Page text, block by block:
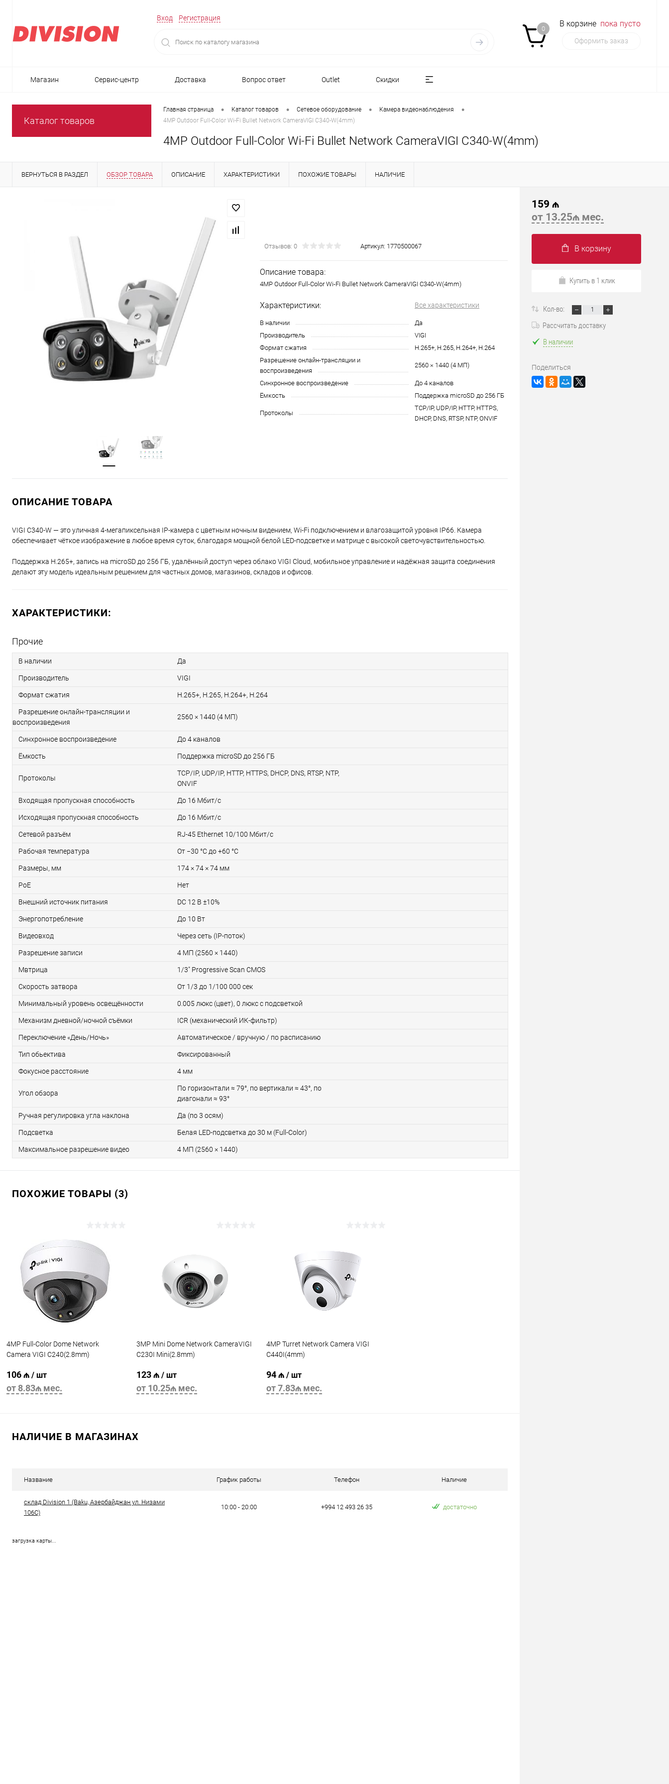
Вход Регистрация
0
В корзине пока пусто
Оформить заказ
Магазин Сервис-центр Доставка Вопрос ответ Outlet Скидки
Каталог товаров
Главная страница • Каталог товаров • Сетевое оборудование • Камера видеонаблюдения •
4MP Outdoor Full-Color Wi-Fi Bullet Network CameraVIGI C340-W(4mm)
4MP Outdoor Full-Color Wi-Fi Bullet Network CameraVIGI C340-W(4mm)
ВЕРНУТЬСЯ В РАЗДЕЛ ОБЗОР ТОВАРА ОПИСАНИЕ ХАРАКТЕРИСТИКИ ПОХОЖИЕ ТОВАРЫ НАЛИЧИЕ
Отзывов: 0 Артикул: 1770500067
Описание товара:
4MP Outdoor Full-Color Wi-Fi Bullet Network CameraVIGI C340-W(4mm)
Характеристики: Все характеристики
В наличии
Да
Производитель
VIGI
Формат сжатия
H.265+, H.265, H.264+, H.264
Разрешение онлайн‑трансляции и
воспроизведения
2560 × 1440 (4 МП)
Синхронное воспроизведение
До 4 каналов
Ёмкость
Поддержка microSD до 256 ГБ
Протоколы
TCP/IP, UDP/IP, HTTP, HTTPS,
DHCP, DNS, RTSP, NTP, ONVIF
ОПИСАНИЕ ТОВАРА
VIGI C340-W — это уличная 4-мегапиксельная IP-камера с цветным ночным видением, Wi-Fi подключением и влагозащитой уровня IP66. Камера
обеспечивает чёткое изображение в любое время суток, благодаря мощной белой LED-подсветке и матрице с высокой светочувствительностью.
Поддержка H.265+, запись на microSD до 256 ГБ, удалённый доступ через облако VIGI Cloud, мобильное управление и надёжная защита соединения
делают эту модель идеальным решением для частных домов, магазинов, складов и офисов.
ХАРАКТЕРИСТИКИ:
Прочие
В наличии Да
Производитель VIGI
Формат сжатия H.265+, H.265, H.264+, H.264
Разрешение онлайн‑трансляции и
воспроизведения
2560 × 1440 (4 МП)
Синхронное воспроизведение До 4 каналов
Ёмкость Поддержка microSD до 256 ГБ
Протоколы
TCP/IP, UDP/IP, HTTP, HTTPS, DHCP, DNS, RTSP, NTP,
ONVIF
Входящая пропускная способность До 16 Мбит/с
Исходящая пропускная способность До 16 Мбит/с
Сетевой разъём RJ-45 Ethernet 10/100 Мбит/с
Рабочая температура От −30 °C до +60 °C
Размеры, мм 174 × 74 × 74 мм
PoE Нет
Внешний источник питания DC 12 В ±10%
Энергопотребление До 10 Вт
Видеовход Через сеть (IP-поток)
Разрешение записи 4 МП (2560 × 1440)
Мвтрица 1/3" Progressive Scan CMOS
Скорость затвора От 1/3 до 1/100 000 сек
Минимальный уровень освещённости 0.005 люкс (цвет), 0 люкс с подсветкой
Механизм дневной/ночной съёмки ICR (механический ИК-фильтр)
Переключение «День/Ночь» Автоматическое / вручную / по расписанию
Тип обьектива Фиксированный
Фокусное расстояние 4 мм
Угол обзора
По горизонтали ≈ 79°, по вертикали ≈ 43°, по
диагонали ≈ 93°
Ручная регулировка угла наклона Да (по 3 осям)
Подсветка Белая LED-подсветка до 30 м (Full-Color)
Максимальное разрешение видео 4 МП (2560 × 1440)
ПОХОЖИЕ ТОВАРЫ (3)
4MP Full-Color Dome Network
Camera VIGI C240(2.8mm)
106 ₼ / шт
от 8.83₼ мес.
3MP Mini Dome Network CameraVIGI
C230I Mini(2.8mm)
123 ₼ / шт
от 10.25₼ мес.
4MP Turret Network Camera VIGI
C440I(4mm)
94 ₼ / шт
от 7.83₼ мес.
НАЛИЧИЕ В МАГАЗИНАХ
Название График работы Телефон Наличие
склад Division 1 (Baku, Азербайджан ул. Низами
106C)
10:00 - 20:00 +994 12 493 26 35 достаточно
загрузка карты...
159 ₼
от 13.25₼ мес.
В корзину
Купить в 1 клик
Кол-во:
Рассчитать доставку
В наличии
Поделиться